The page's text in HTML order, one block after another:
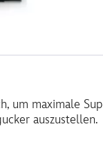
um maximale
auszustellen.